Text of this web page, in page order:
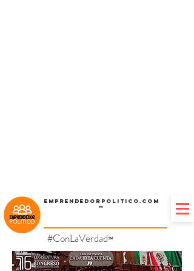
Emprendedorpolitico.com
™
#ConLaVerdad℠